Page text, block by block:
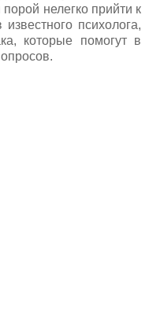
нелегко прийти к
психолога,
которые помогут в